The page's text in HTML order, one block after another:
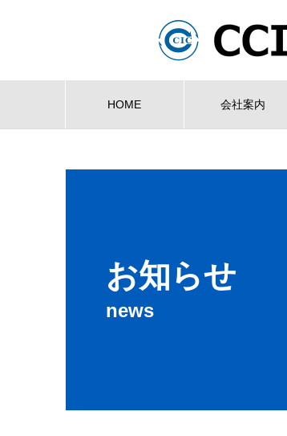
HOME 会社案内
お知らせ
news